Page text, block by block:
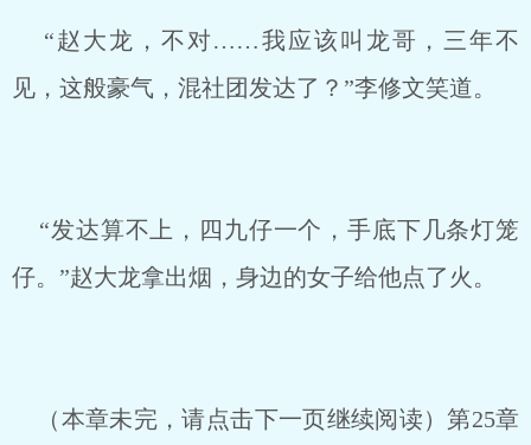
“赵大龙，不对……我应该叫龙哥，三年不
见，这般豪气，混社团发达了？”李修文笑道。
“发达算不上，四九仔一个，手底下几条灯笼
仔。”赵大龙拿出烟，身边的女子给他点了火。
（本章未完，请点击下一页继续阅读）第25章